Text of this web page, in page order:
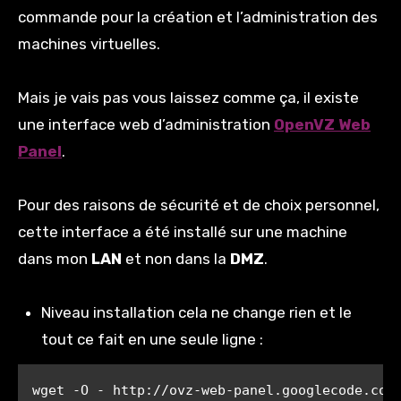
commande pour la création et l’administration des
machines virtuelles.
Mais je vais pas vous laissez comme ça, il existe
une interface web d’administration OpenVZ Web
Panel.
Pour des raisons de sécurité et de choix personnel,
cette interface a été installé sur une machine
dans mon LAN et non dans la DMZ.
Niveau installation cela ne change rien et le
tout ce fait en une seule ligne :
wget -O - http://ovz-web-